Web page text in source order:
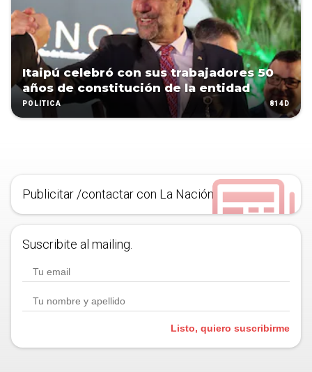
Itaipú celebró con sus trabajadores 50
años de constitución de la entidad
POLÍTICA 814D
Publicitar /contactar con La Nación
Suscribite al mailing.
Listo, quiero suscribirme